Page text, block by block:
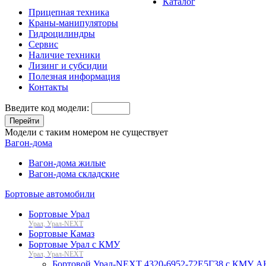
Прицепная техника
Краны-манипуляторы
Гидроцилиндры
Сервис
Наличие техники
Лизинг и субсидии
Полезная информация
Контакты
Введите код модели:
Перейти
Модели с таким номером не существует
Вагон-дома
Вагон-дома жилые
Вагон-дома складские
Бортовые автомобили
Бортовые Урал
Урал, Урал-NEXT
Бортовые Камаз
Бортовые Урал с КМУ
Урал, Урал-NEXT
Бортовой Урал-NEXT 4320-6952-72Е5Г38 с КМУ